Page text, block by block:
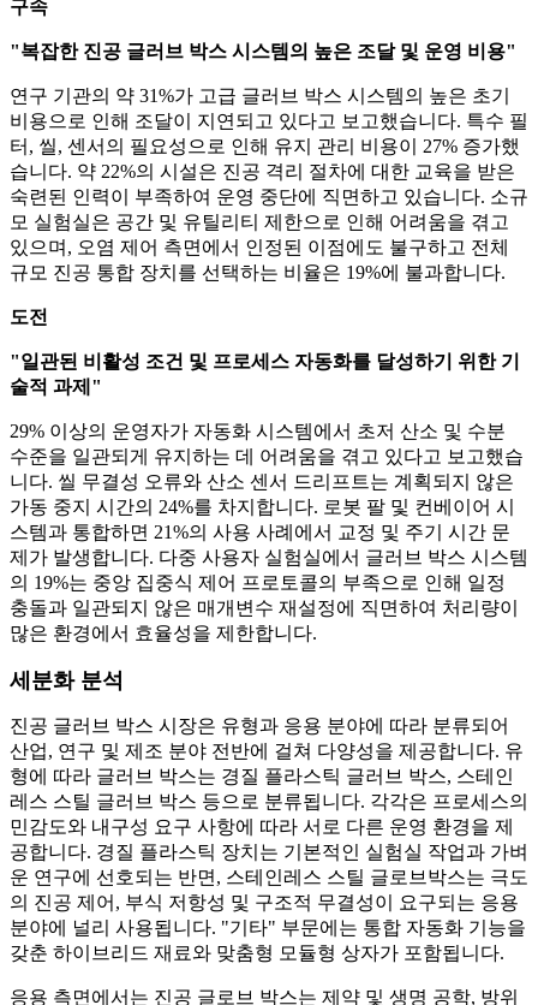
구속
"복잡한 진공 글러브 박스 시스템의 높은 조달 및 운영 비용"
연구 기관의 약 31%가 고급 글러브 박스 시스템의 높은 초기
비용으로 인해 조달이 지연되고 있다고 보고했습니다. 특수 필
터, 씰, 센서의 필요성으로 인해 유지 관리 비용이 27% 증가했
습니다. 약 22%의 시설은 진공 격리 절차에 대한 교육을 받은
숙련된 인력이 부족하여 운영 중단에 직면하고 있습니다. 소규
모 실험실은 공간 및 유틸리티 제한으로 인해 어려움을 겪고
있으며, 오염 제어 측면에서 인정된 이점에도 불구하고 전체
규모 진공 통합 장치를 선택하는 비율은 19%에 불과합니다.
도전
"일관된 비활성 조건 및 프로세스 자동화를 달성하기 위한 기
술적 과제"
29% 이상의 운영자가 자동화 시스템에서 초저 산소 및 수분
수준을 일관되게 유지하는 데 어려움을 겪고 있다고 보고했습
니다. 씰 무결성 오류와 산소 센서 드리프트는 계획되지 않은
가동 중지 시간의 24%를 차지합니다. 로봇 팔 및 컨베이어 시
스템과 통합하면 21%의 사용 사례에서 교정 및 주기 시간 문
제가 발생합니다. 다중 사용자 실험실에서 글러브 박스 시스템
의 19%는 중앙 집중식 제어 프로토콜의 부족으로 인해 일정
충돌과 일관되지 않은 매개변수 재설정에 직면하여 처리량이
많은 환경에서 효율성을 제한합니다.
세분화 분석
진공 글러브 박스 시장은 유형과 응용 분야에 따라 분류되어
산업, 연구 및 제조 분야 전반에 걸쳐 다양성을 제공합니다. 유
형에 따라 글러브 박스는 경질 플라스틱 글러브 박스, 스테인
레스 스틸 글러브 박스 등으로 분류됩니다. 각각은 프로세스의
민감도와 내구성 요구 사항에 따라 서로 다른 운영 환경을 제
공합니다. 경질 플라스틱 장치는 기본적인 실험실 작업과 가벼
운 연구에 선호되는 반면, 스테인레스 스틸 글로브박스는 극도
의 진공 제어, 부식 저항성 및 구조적 무결성이 요구되는 응용
분야에 널리 사용됩니다. "기타" 부문에는 통합 자동화 기능을
갖춘 하이브리드 재료와 맞춤형 모듈형 상자가 포함됩니다.
응용 측면에서는 진공 글로브 박스는 제약 및 생명 공학, 방위